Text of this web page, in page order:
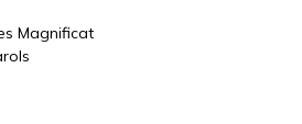
Magnificat